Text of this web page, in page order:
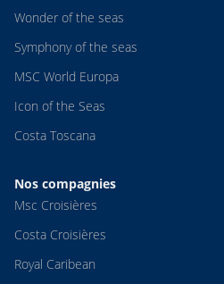
Wonder of the seas
Symphony of the seas
MSC World Europa
Icon of the Seas
Costa Toscana
Nos compagnies
Msc Croisières
Costa Croisières
Royal Caribean